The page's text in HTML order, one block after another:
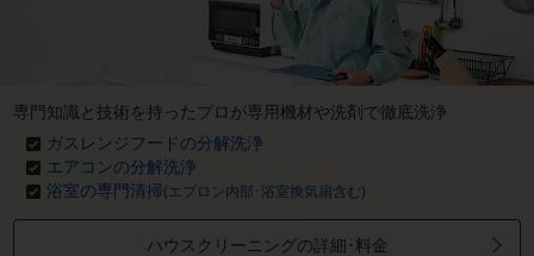
専門知識と技術を持ったプロが専用機材や洗剤で徹底洗浄
ガスレンジフードの分解洗浄
エアコンの分解洗浄
浴室の専門清掃(エプロン内部･浴室換気扇含む)
ハウスクリーニングの詳細･料金